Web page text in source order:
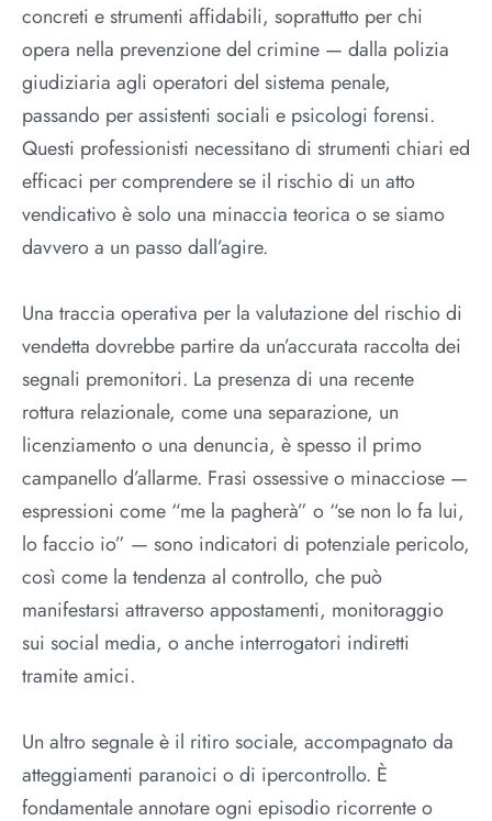
concreti e strumenti affidabili, soprattutto per chi
opera nella prevenzione del crimine — dalla polizia
giudiziaria agli operatori del sistema penale,
passando per assistenti sociali e psicologi forensi.
Questi professionisti necessitano di strumenti chiari ed
efficaci per comprendere se il rischio di un atto
vendicativo è solo una minaccia teorica o se siamo
davvero a un passo dall’agire.
Una traccia operativa per la valutazione del rischio di
vendetta dovrebbe partire da un’accurata raccolta dei
segnali premonitori. La presenza di una recente
rottura relazionale, come una separazione, un
licenziamento o una denuncia, è spesso il primo
campanello d’allarme. Frasi ossessive o minacciose —
espressioni come “me la pagherà” o “se non lo fa lui,
lo faccio io” — sono indicatori di potenziale pericolo,
così come la tendenza al controllo, che può
manifestarsi attraverso appostamenti, monitoraggio
sui social media, o anche interrogatori indiretti
tramite amici.
Un altro segnale è il ritiro sociale, accompagnato da
atteggiamenti paranoici o di ipercontrollo. È
fondamentale annotare ogni episodio ricorrente o